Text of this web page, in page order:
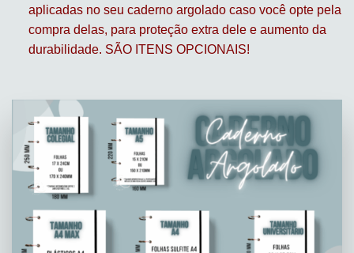
aplicadas no seu caderno argolado caso você opte pela
compra delas, para proteção extra dele e aumento da
durabilidade. SÃO ITENS OPCIONAIS!